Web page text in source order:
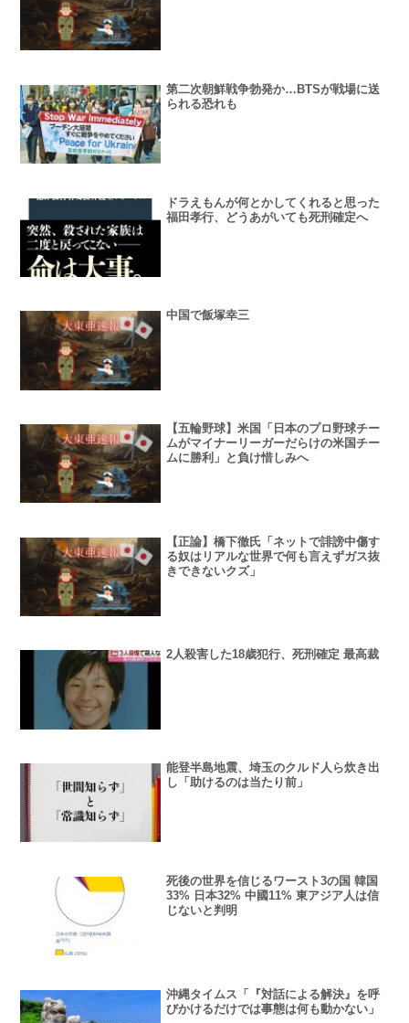
第二次朝鮮戦争勃発か…BTSが戦場に送
られる恐れも
ドラえもんが何とかしてくれると思った
福田孝行、どうあがいても死刑確定へ
中国で飯塚幸三
【五輪野球】米国「日本のプロ野球チー
ムがマイナーリーガーだらけの米国チー
ムに勝利」と負け惜しみへ
【正論】橋下徹氏「ネットで誹謗中傷す
る奴はリアルな世界で何も言えずガス抜
きできないクズ」
2人殺害した18歳犯行、死刑確定 最高裁
能登半島地震、埼玉のクルド人ら炊き出
し「助けるのは当たり前」
死後の世界を信じるワースト3の国 韓国
33% 日本32% 中國11% 東アジア人は信
じないと判明
沖縄タイムス「『対話による解決』を呼
びかけるだけでは事態は何も動かない」